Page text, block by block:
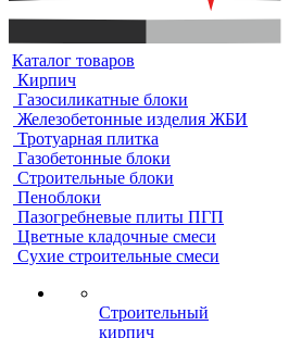
Каталог товаров
Кирпич
Газосиликатные блоки
Железобетонные изделия ЖБИ
Тротуарная плитка
Газобетонные блоки
Строительные блоки
Пеноблоки
Пазогребневые плиты ПГП
Цветные кладочные смеси
Сухие строительные смеси
Строительный
кирпич